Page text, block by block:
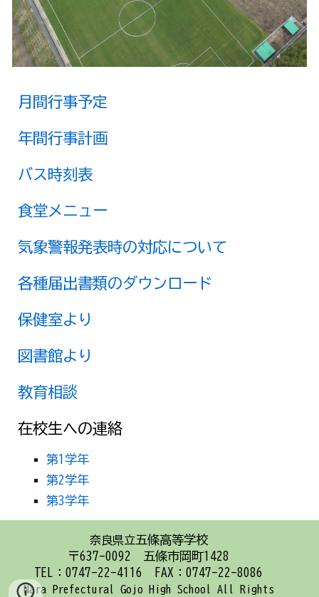
月間行事予定
年間行事計画
バス時刻表
食堂メニュー
気象警報発表時の対応について
各種届出書類のダウンロード
保健室より
図書館より
教育相談
在校生への連絡
第1学年
第2学年
第3学年
奈良県立五條高等学校
〒637-0092 五條市岡町1428
TEL：0747-22-4116 FAX：0747-22-8086
Nara Prefectural Gojo High School All Rights